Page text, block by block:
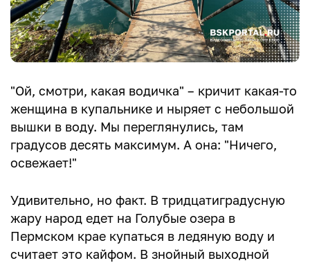
"Ой, смотри, какая водичка" – кричит какая-то
женщина в купальнике и ныряет с небольшой
вышки в воду. Мы переглянулись, там
градусов десять максимум. А она: "Ничего,
освежает!"
Удивительно, но факт. В тридцатиградусную
жару народ едет на Голубые озера в
Пермском крае купаться в ледяную воду и
считает это кайфом. В знойный выходной